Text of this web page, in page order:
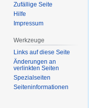
Zufällige Seite
Hilfe
Impressum
Werkzeuge
Links auf diese Seite
Änderungen an
verlinkten Seiten
Spezialseiten
Seiten­­informationen